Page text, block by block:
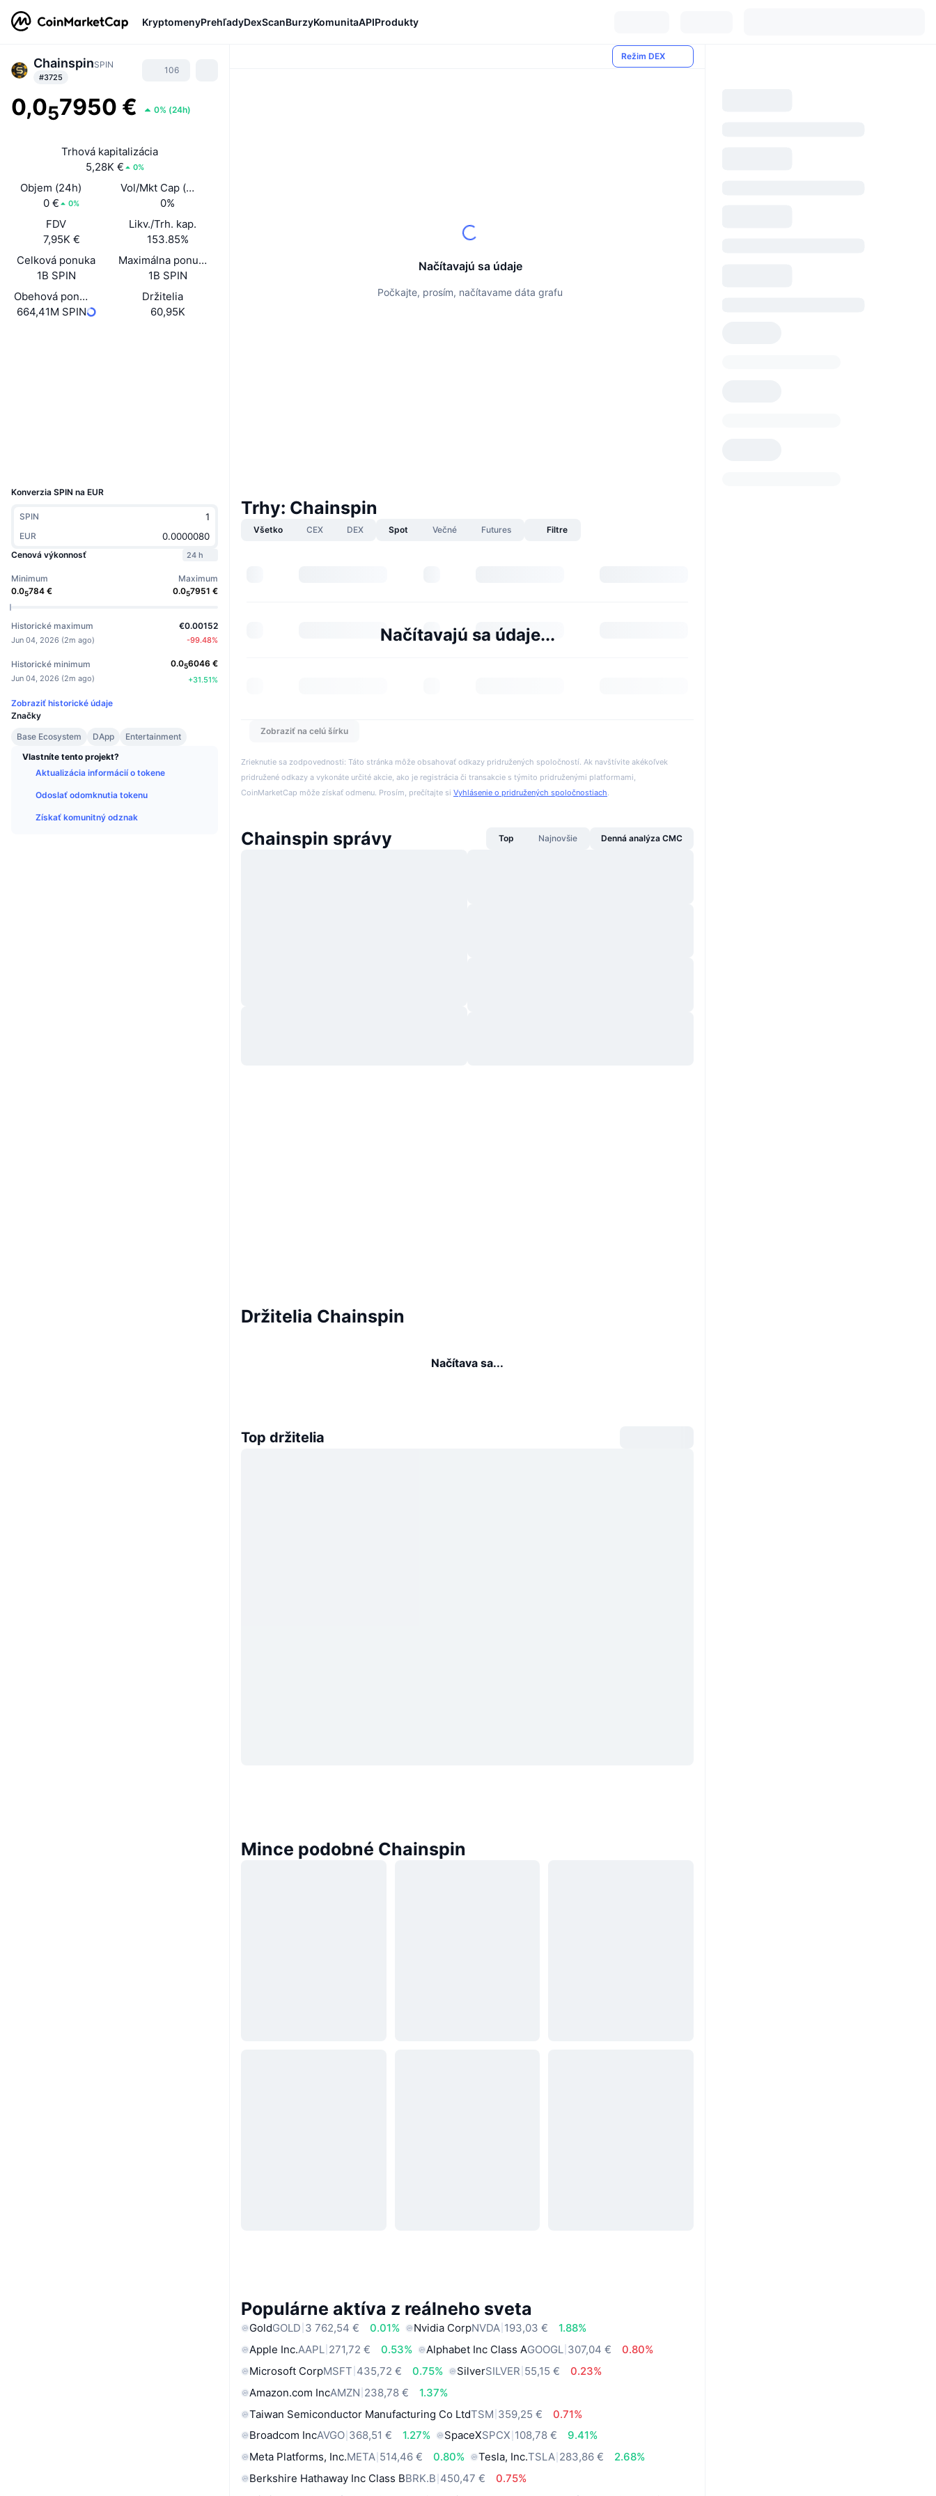
KryptomenyPrehľadyDexScanBurzyKomunitaAPIProdukty
ChainspinSPIN
#3725
106
0,057950 € 0% (24h)
Trhová kapitalizácia
5,28K €
0%
Objem (24h)
0 €
0%
Vol/Mkt Cap (24h)
0%
FDV
7,95K €
Likv./Trh. kap.
153.85%
Celková ponuka
1B SPIN
Maximálna ponuka
1B SPIN
Obehová ponuka
664,41M SPIN
Držitelia
60,95K
Konverzia SPIN na EUR
SPIN
EUR
Cenová výkonnosť
24 h
Minimum
0.05784 €
Maximum
0.057951 €
Historické maximum
Jun 04, 2026 (2m ago)
€0.00152
-99.48%
Historické minimum
Jun 04, 2026 (2m ago)
0.056046 €
+31.51%
Zobraziť historické údaje
Značky
Base Ecosystem
DApp
Entertainment
Vlastníte tento projekt?
Aktualizácia informácií o tokene
Odoslať odomknutia tokenu
Získať komunitný odznak
Režim DEX
Načítavajú sa údaje
Počkajte, prosím, načítavame dáta grafu
Trhy: Chainspin
Všetko CEX DEX Spot Večné Futures Filtre
Načítavajú sa údaje...
Zobraziť na celú šírku
Zrieknutie sa zodpovednosti: Táto stránka môže obsahovať odkazy pridružených spoločností. Ak navštívite akékoľvek
pridružené odkazy a vykonáte určité akcie, ako je registrácia či transakcie s týmito pridruženými platformami,
CoinMarketCap môže získať odmenu. Prosím, prečítajte si Vyhlásenie o pridružených spoločnostiach.
Chainspin správy Top Najnovšie Denná analýza CMC
Držitelia Chainspin
Načítava sa...
Top držitelia
Mince podobné Chainspin
Populárne aktíva z reálneho sveta
GoldGOLD 3 762,54 € 0.01% Nvidia CorpNVDA 193,03 €
1.88%
Apple Inc.AAPL 271,72 € 0.53% Alphabet Inc Class AGOOGL 307,04 €
0.80%
Microsoft CorpMSFT 435,72 € 0.75% SilverSILVER 55,15 €
0.23%
Amazon.com IncAMZN 238,78 €
1.37%
Taiwan Semiconductor Manufacturing Co LtdTSM 359,25 €
0.71%
Broadcom IncAVGO 368,51 € 1.27% SpaceXSPCX 108,78 €
9.41%
Meta Platforms, Inc.META 514,46 € 0.80% Tesla, Inc.TSLA 283,86 €
2.68%
Berkshire Hathaway Inc Class BBRK.B 450,47 €
0.75%